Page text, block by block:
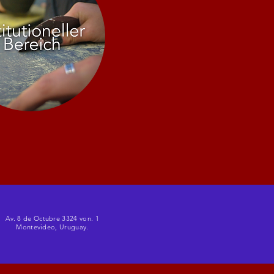
Av. 8 de Octubre 3324 von. 1
Montevideo, Uruguay.